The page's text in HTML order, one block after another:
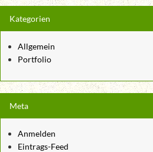
Kategorien
Allgemein
Portfolio
Meta
Anmelden
Eintrags-Feed